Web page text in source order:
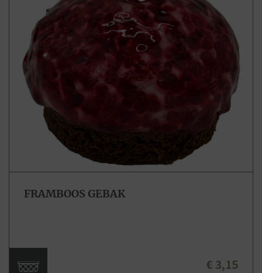
FRAMBOOS GEBAK
€ 3,15